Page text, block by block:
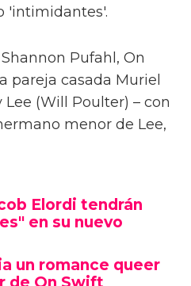
'intimidantes'.
Pufahl, On
pareja casada Muriel
Lee (Will Poulter) – con
menor de Lee,
Elordi tendrán
en su nuevo
un romance queer